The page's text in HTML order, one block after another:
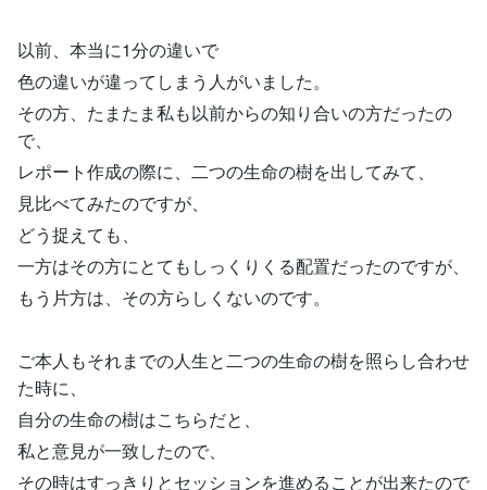
以前、本当に1分の違いで
色の違いが違ってしまう人がいました。
その方、たまたま私も以前からの知り合いの方だったの
で、
レポート作成の際に、二つの生命の樹を出してみて、
見比べてみたのですが、
どう捉えても、
一方はその方にとてもしっくりくる配置だったのですが、
もう片方は、その方らしくないのです。
ご本人もそれまでの人生と二つの生命の樹を照らし合わせ
た時に、
自分の生命の樹はこちらだと、
私と意見が一致したので、
その時はすっきりとセッションを進めることが出来たので